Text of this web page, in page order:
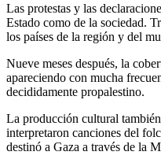
Las protestas y las
Estado como de la sociedad.
los países de la región y del
Nueve meses después, la
apareciendo con mucha
decididamente propalestino.
La producción cultural
interpretaron canciones del
destinó a Gaza a través de la